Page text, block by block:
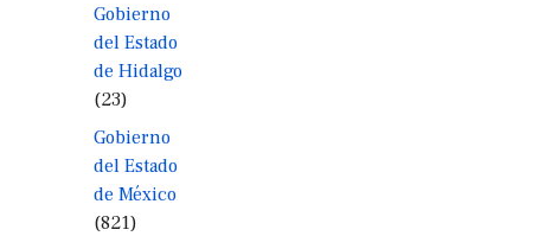
Gobierno
del Estado
de Hidalgo
(23)
Gobierno
del Estado
de México
(821)